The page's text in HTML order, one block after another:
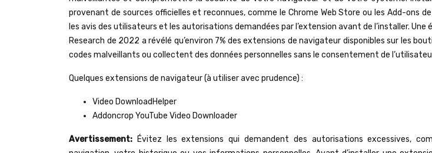
provenant de sources officielles et reconnues, comme le Chrome Web Store ou les Add-ons
les avis des utilisateurs et les autorisations demandées par l’extension avant de l’installer.
Research de 2022 a révélé qu’environ 7% des extensions de navigateur disponibles sur les
codes malveillants ou collectent des données personnelles sans le consentement de
Quelques extensions de navigateur (à utiliser avec prudence) :
Video DownloadHelper
Addoncrop YouTube Video Downloader
Avertissement: Évitez les extensions qui demandent des autorisations excessives,